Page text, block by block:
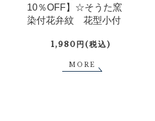
10％OFF】☆そうた窯
染付花弁紋 花型小付
1,980円(税込)
MORE